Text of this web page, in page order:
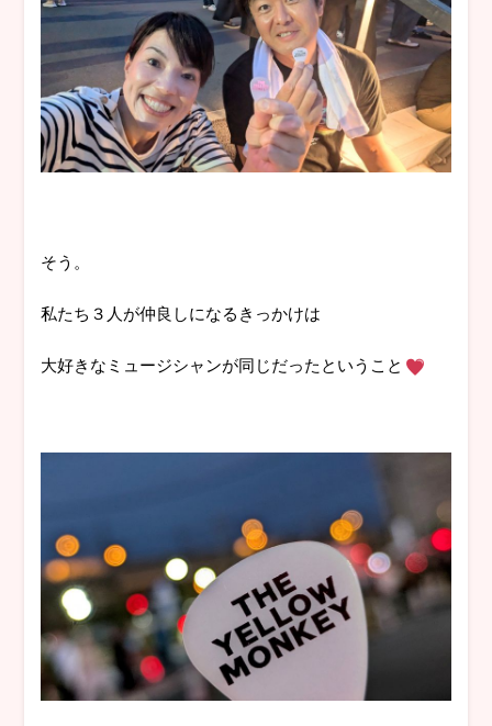
そう。
私たち３人が仲良しになるきっかけは
大好きなミュージシャンが同じだったということ